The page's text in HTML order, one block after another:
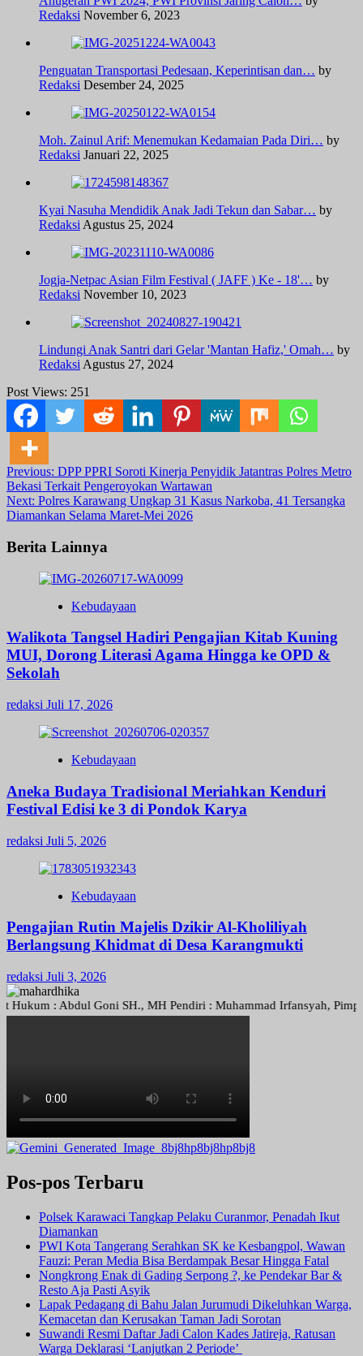
Redaksi November 6, 2023
Penguatan Transportasi Pedesaan, Keperintisan dan… by
Redaksi Desember 24, 2025
Moh. Zainul Arif: Menemukan Kedamaian Pada Diri… by
Redaksi Januari 22, 2025
Kyai Nasuha Mendidik Anak Jadi Tekun dan Sabar… by
Redaksi Agustus 25, 2024
Jogja-Netpac Asian Film Festival ( JAFF ) Ke - 18'… by
Redaksi November 10, 2023
Lindungi Anak Santri dari Gelar 'Mantan Hafiz,' Omah… by
Redaksi Agustus 27, 2024
Post Views: 251
Post
navigation
Previous: DPP PPRI Soroti Kinerja Penyidik Jatantras Polres Metro
Bekasi Terkait Pengeroyokan Wartawan
Next: Polres Karawang Ungkap 31 Kasus Narkoba, 41 Tersangka
Diamankan Selama Maret-Mei 2026
Berita Lainnya
Kebudayaan
Walikota Tangsel Hadiri Pengajian Kitab Kuning
MUI, Dorong Literasi Agama Hingga ke OPD &
Sekolah
redaksi Juli 17, 2026
Kebudayaan
Aneka Budaya Tradisional Meriahkan Kenduri
Festival Edisi ke 3 di Pondok Karya
redaksi Juli 5, 2026
Kebudayaan
Pengajian Rutin Majelis Dzikir Al-Kholiliyah
Berlangsung Khidmat di Desa Karangmukti
redaksi Juli 3, 2026
: Abdul Goni SH., MH Pendiri : Muhammad Irfansyah,
Pos-pos Terbaru
Polsek Karawaci Tangkap Pelaku Curanmor, Penadah Ikut
Diamankan
PWI Kota Tangerang Serahkan SK ke Kesbangpol, Wawan
Fauzi: Peran Media Bisa Berdampak Besar Hingga Fatal
Nongkrong Enak di Gading Serpong ?, ke Pendekar Bar &
Resto Aja Pasti Asyik
Lapak Pedagang di Bahu Jalan Jurumudi Dikeluhkan Warga,
Kemacetan dan Kerusakan Taman Jadi Sorotan
Suwandi Resmi Daftar Jadi Calon Kades Jatireja, Ratusan
Warga Deklarasi ‘Lanjutkan 2 Periode’